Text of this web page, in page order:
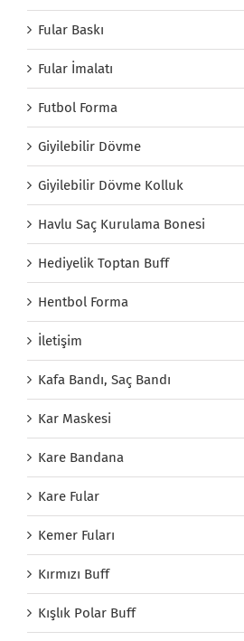
Fular Baskı
Fular İmalatı
Futbol Forma
Giyilebilir Dövme
Giyilebilir Dövme Kolluk
Havlu Saç Kurulama Bonesi
Hediyelik Toptan Buff
Hentbol Forma
İletişim
Kafa Bandı, Saç Bandı
Kar Maskesi
Kare Bandana
Kare Fular
Kemer Fuları
Kırmızı Buff
Kışlık Polar Buff